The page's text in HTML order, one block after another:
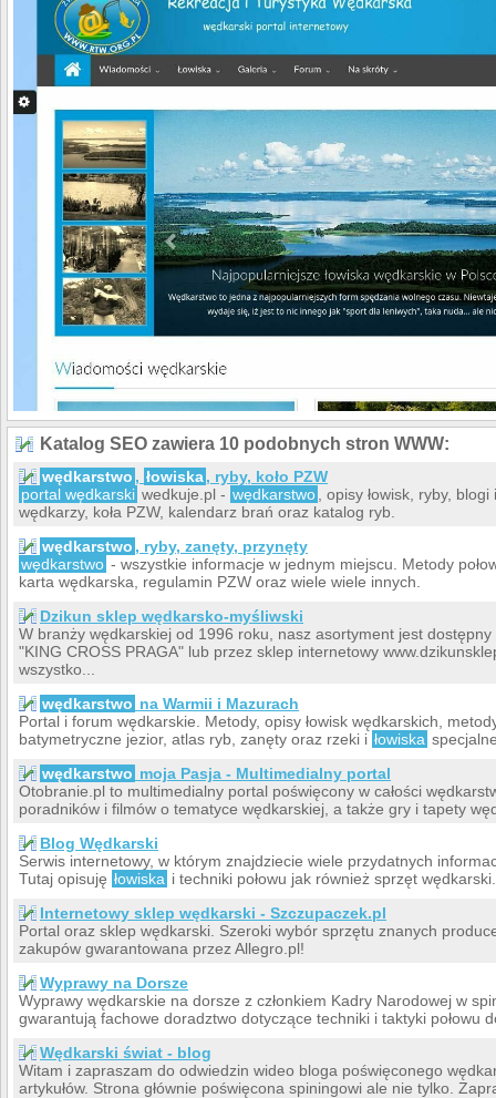
Katalog SEO zawiera 10 podobnych stron WWW:
wędkarstwo , łowiska, ryby, koło PZW
portal wędkarski wedkuje.pl - wędkarstwo
, opisy łowisk, ryby,
wędkarzy, koła PZW, kalendarz brań oraz katalog ryb.
wędkarstwo , ryby, zanęty, przynęty
wędkarstwo - wszystkie informacje w jednym miejscu. Metody
karta wędkarska, regulamin PZW oraz wiele wiele innych.
Dzikun sklep wędkarsko-myśliwski
W branży wędkarskiej od 1996 roku, nasz asortyment jest
"KING CROSS PRAGA" lub przez sklep internetowy
wszystko...
wędkarstwo na Warmii i Mazurach
Portal i forum wędkarskie. Metody, opisy łowisk wędkarskich,
batymetryczne jezior, atlas ryb, zanęty oraz rzeki i łowiska
wędkarstwo moja Pasja - Multimedialny portal
Otobranie.pl to multimedialny portal poświęcony w całości
poradników i filmów o tematyce wędkarskiej, a także gry i tapety
Blog Wędkarski
Serwis internetowy, w którym znajdziecie wiele przydatnych
Tutaj opisuję łowiska i techniki połowu jak również sprzęt wędkarski.
Internetowy sklep wędkarski - Szczupaczek.pl
Portal oraz sklep wędkarski. Szeroki wybór sprzętu znanych
zakupów gwarantowana przez Allegro.pl!
Wyprawy na Dorsze
Wyprawy wędkarskie na dorsze z członkiem Kadry Narodowej w
gwarantują fachowe doradztwo dotyczące techniki i taktyki połowu
Wędkarski świat - blog
Witam i zapraszam do odwiedzin wideo bloga poświęconego
artykułów. Strona głównie poświęcona spiningowi ale nie tylko.